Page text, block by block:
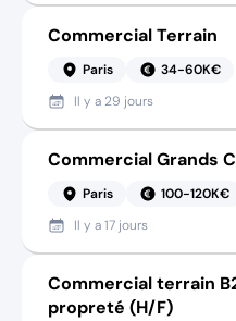
Commercial Terrain
Paris
34-60K€
Il y a 29 jours
Commercial Grands
Paris
100-120K€
Il y a17 jours
Commercial terrain
propreté (H/F)